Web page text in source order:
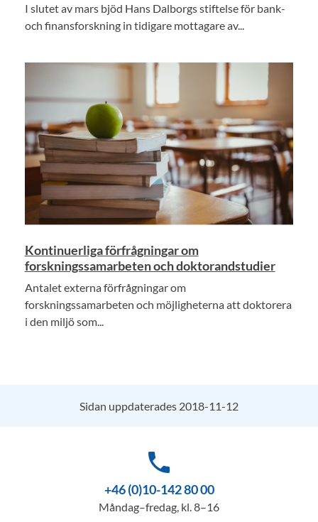
I slutet av mars bjöd Hans Dalborgs stiftelse för bank-
och finansforskning in tidigare mottagare av...
Kontinuerliga förfrågningar om
forskningssamarbeten och doktorandstudier
Antalet externa förfrågningar om
forskningssamarbeten och möjligheterna att doktorera
i den miljö som...
Sidan uppdaterades 2018-11-12
phone
+46 (0)10-142 80 00
Måndag–fredag, kl. 8–16